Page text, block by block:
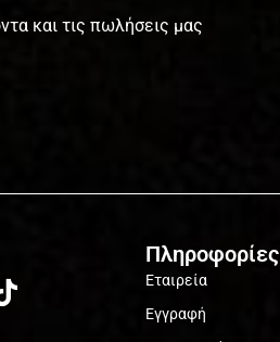
και τις πωλήσεις μας
Πληροφορίες
Εταιρεία
Εγγραφή